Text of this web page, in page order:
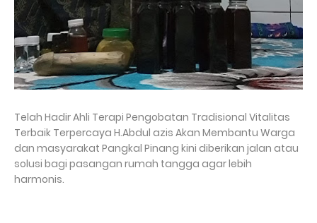
Telah Hadir Ahli Terapi Pengobatan Tradisional Vitalitas
Terbaik Terpercaya H.Abdul azis Akan Membantu Warga
dan masyarakat Pangkal Pinang kini diberikan jalan atau
solusi bagi pasangan rumah tangga agar lebih
harmonis.